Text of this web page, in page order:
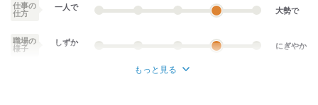
仕事の
仕方
一人で 大勢で
職場の
様子
しずか にぎやか
もっと見る